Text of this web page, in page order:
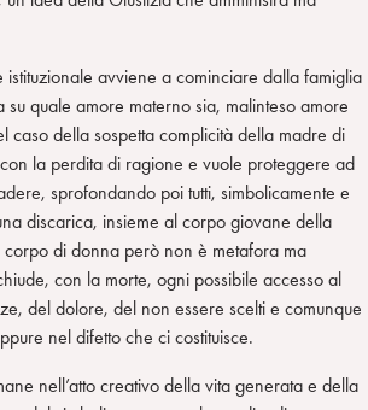
istituzionale avviene a cominciare dalla famiglia
quale amore materno sia, malinteso amore
caso della sospetta complicità della madre di
la perdita di ragione e vuole proteggere ad
sprofondando poi tutti, simbolicamente e
discarica, insieme al corpo giovane della
di donna però non è metafora ma
con la morte, ogni possibile accesso al
del dolore, del non essere scelti e comunque
nel difetto che ci costituisce.
nell’atto creativo della vita generata e della